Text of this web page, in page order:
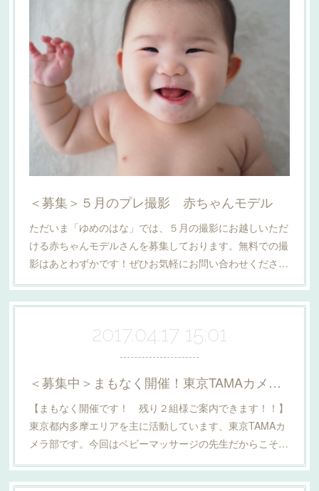
＜募集＞５月のプレ撮影 赤ちゃんモデル
ただいま「ゆめのはな」では、５月の撮影にお越しいただ
ける赤ちゃんモデルさんを募集しております。無料での撮
影はあとわずかです！ぜひお気軽にお問い合わせくださ…
2017.04.17 15:01
＜募集中＞まもなく開催！東京TAMAカメラ部撮影会
【まもなく開催です！ 残り２組様ご案内できます！！】
東京都内多摩エリアを主に活動しています、東京TAMAカ
メラ部です。今回はベビーマッサージの先生だからこそ…